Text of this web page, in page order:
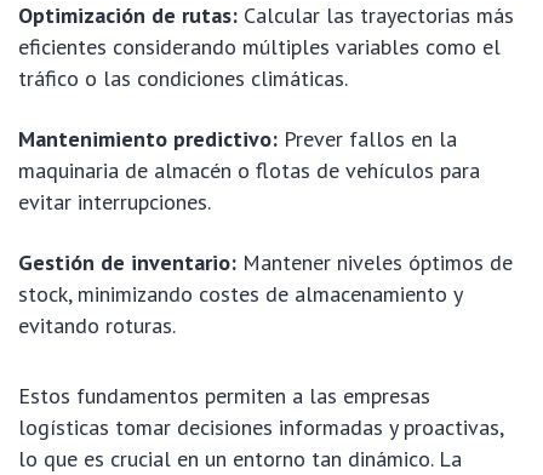
Optimización de rutas: Calcular las trayectorias más
eficientes considerando múltiples variables como el
tráfico o las condiciones climáticas.
Mantenimiento predictivo: Prever fallos en la
maquinaria de almacén o flotas de vehículos para
evitar interrupciones.
Gestión de inventario: Mantener niveles óptimos de
stock, minimizando costes de almacenamiento y
evitando roturas.
Estos fundamentos permiten a las empresas
logísticas tomar decisiones informadas y proactivas,
lo que es crucial en un entorno tan dinámico. La